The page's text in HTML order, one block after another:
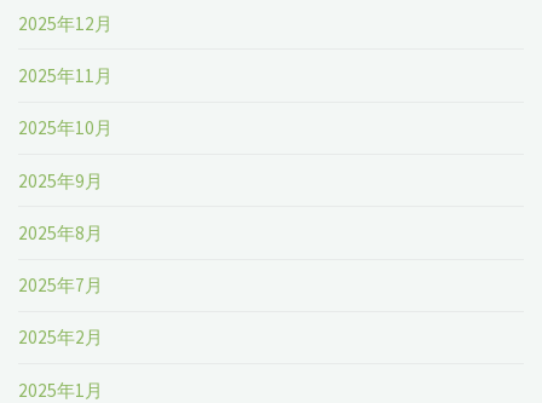
2025年12月
2025年11月
2025年10月
2025年9月
2025年8月
2025年7月
2025年2月
2025年1月